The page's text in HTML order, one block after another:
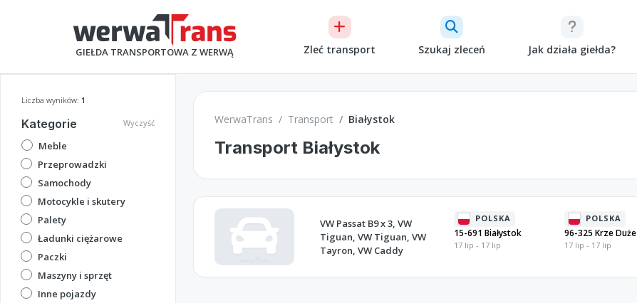
GIEŁDA TRANSPORTOWA Z WERWĄ Zleć transport Szukaj zleceń Jak działa giełda?
Liczba wyników: 1
Kategorie Wyczyść
Meble
Przeprowadzki
Samochody
Motocykle i skutery
Palety
Ładunki ciężarowe
Paczki
Maszyny i sprzęt
Inne pojazdy
WerwaTrans Transport Białystok
Transport Białystok
VW Passat B9 x 3, VW
Tiguan, VW Tiguan, VW
Tayron, VW Caddy
POLSKA
15-691 Białystok
17 lip - 17 lip
POLSKA
96-325 Krze Duże
17 lip - 17 lip